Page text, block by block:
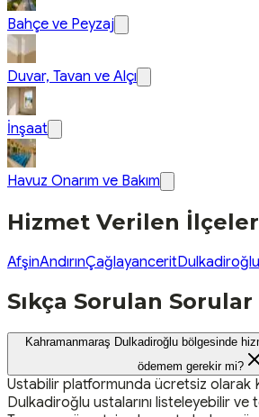
Bahçe ve Peyzaj
Duvar, Tavan ve Alçı
İnşaat
Havuz Onarım ve Bakım
Hizmet Verilen İlçeler
AfşinAndırınÇağlayanceritDulkadiroğlu
Sıkça Sorulan Sorular
Kahramanmaraş Dulkadiroğlu bölgesinde
ödemem gerekir mi?
Ustabilir platformunda ücretsiz olarak
Dulkadiroğlu ustalarını listeleyebilir ve